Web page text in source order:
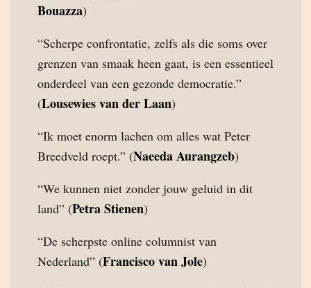
Bouazza)
“Scherpe confrontatie, zelfs als die soms over
grenzen van smaak heen gaat, is een essentieel
onderdeel van een gezonde democratie.”
(Lousewies van der Laan)
“Ik moet enorm lachen om alles wat Peter
Breedveld roept.” (Naeeda Aurangzeb)
“We kunnen niet zonder jouw geluid in dit
land” (Petra Stienen)
“De scherpste online columnist van
Nederland” (Francisco van Jole)